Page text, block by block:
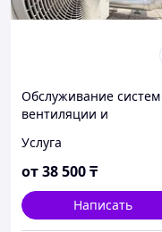
Обслуживание систем
вентиляции и
Услуга
от38 500₸
Написать